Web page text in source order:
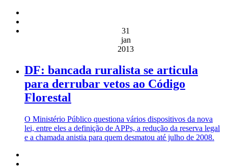
31
jan
2013
DF: bancada ruralista se articula
para derrubar vetos ao Código
Florestal
O Ministério Público questiona vários dispositivos da nova
lei, entre eles a definição de APPs, a redução da reserva legal
e a chamada anistia para quem desmatou até julho de 2008.